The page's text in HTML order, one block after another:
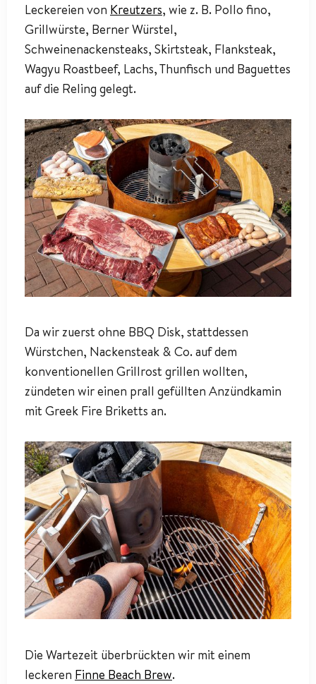
Leckereien von Kreutzers, wie z. B. Pollo fino,
Grillwürste, Berner Würstel,
Schweinenackensteaks, Skirtsteak, Flanksteak,
Wagyu Roastbeef, Lachs, Thunfisch und Baguettes
auf die Reling gelegt.
Da wir zuerst ohne BBQ Disk, stattdessen
Würstchen, Nackensteak & Co. auf dem
konventionellen Grillrost grillen wollten,
zündeten wir einen prall gefüllten Anzündkamin
mit Greek Fire Briketts an.
Die Wartezeit überbrückten wir mit einem
leckeren Finne Beach Brew.